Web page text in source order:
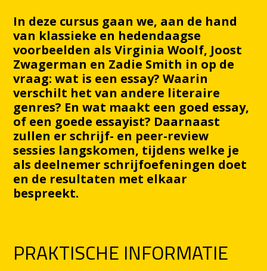
In deze cursus gaan we, aan de hand
van klassieke en hedendaagse
voorbeelden als Virginia Woolf, Joost
Zwagerman en Zadie Smith in op de
vraag: wat is een essay? Waarin
verschilt het van andere literaire
genres? En wat maakt een goed essay,
of een goede essayist? Daarnaast
zullen er schrijf- en peer-review
sessies langskomen, tijdens welke je
als deelnemer schrijfoefeningen doet
en de resultaten met elkaar
bespreekt.
PRAKTISCHE INFORMATIE